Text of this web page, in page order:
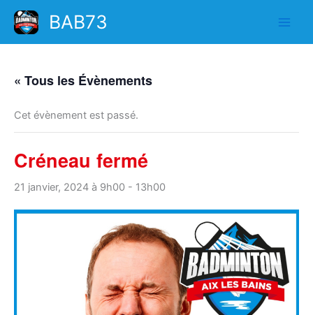
Aller
contenu
BAB73
« Tous les Évènements
Cet évènement est passé.
Créneau fermé
21 janvier, 2024 à 9h00 - 13h00